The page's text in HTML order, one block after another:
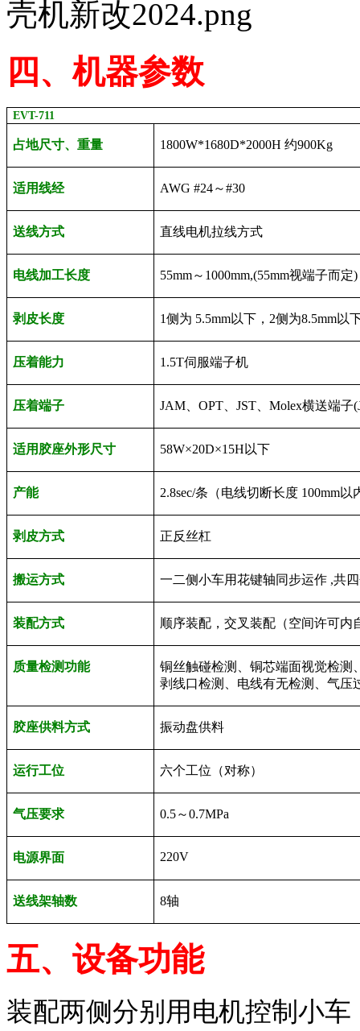
四 、机器参数
EVT-711
占地尺寸、重量 1800W*1680D*2000H约900Kg
适用线经 AWG #24～#30
送线方式 直线电机拉线方式
电线加工长度 55mm～ 1000mm,(55mm视端子而定)
剥皮长度 1侧为 5.5mm以下 ， 2侧为8.5mm以
压着能力 1.5T伺服端子机
压着端子 JAM 、OPT 、JST 、Molex横送端子
适用胶座外形尺寸 58W×20D×15H 以下
产能 2.8sec/条（电线切断长度 100mm以
剥皮方式 正反丝杠
搬运方式 一二侧小车用花键轴同步运作 ,共
装配方式 顺序装配，交叉装配（空间许可内
质量检测功能
铜丝触碰检测、铜芯端面视觉检测
剥线口检测、电线有无检测、气压
胶座供料方式 振动盘供料
运行工位 六个工位（对称）
气压要求 0.5～0.7MPa
电源界面 220V
送线架轴数 8轴
五、设备功能
装配两侧分别用电机控制小